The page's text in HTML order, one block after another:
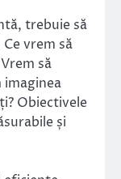
trebuie să
vrem să
să
imaginea
Obiectivele
și